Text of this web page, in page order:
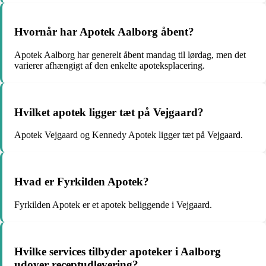
Hvornår har Apotek Aalborg åbent?
Apotek Aalborg har generelt åbent mandag til lørdag, men det
varierer afhængigt af den enkelte apoteksplacering.
Hvilket apotek ligger tæt på Vejgaard?
Apotek Vejgaard og Kennedy Apotek ligger tæt på Vejgaard.
Hvad er Fyrkilden Apotek?
Fyrkilden Apotek er et apotek beliggende i Vejgaard.
Hvilke services tilbyder apoteker i Aalborg